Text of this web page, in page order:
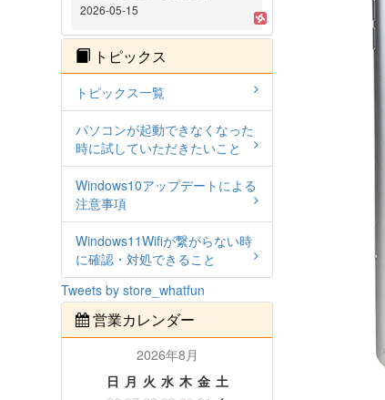
2026-05-15
トピックス
トピックス一覧
パソコンが起動できなくなった
時に試していただきたいこと
Windows10アップデートによる
注意事項
Windows11Wifiが繋がらない時
に確認・対処できること
Tweets by store_whatfun
営業カレンダー
2026年8月
日 月 火 水 木 金 土